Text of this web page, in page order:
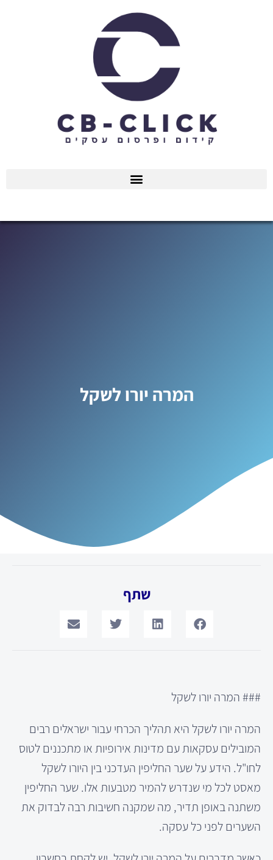
המרה יורו לשקל
שתף
### המרה יורו לשקל
המרה יורו לשקל היא תהליך הכרחי עבור ישראלים רבים
המובילים עסקאות עם מדינות אירופיות או מתכננים לטוס
לחו"ל. הידע על שער החליפין העדכני בין היורו לשקל
מאסט לכל מי שנדרש להמיר מטבעות אלו. שער החליפין
משתנה באופן תדיר, מה שמקנה חשיבות רבה לבדוק את
השערים לפני כל עסקה.